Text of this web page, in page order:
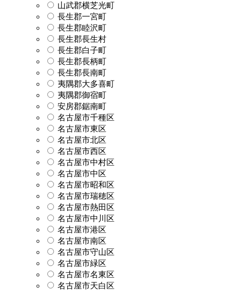
山武郡横芝光町
長生郡一宮町
長生郡睦沢町
長生郡長生村
長生郡白子町
長生郡長柄町
長生郡長南町
夷隅郡大多喜町
夷隅郡御宿町
安房郡鋸南町
名古屋市千種区
名古屋市東区
名古屋市北区
名古屋市西区
名古屋市中村区
名古屋市中区
名古屋市昭和区
名古屋市瑞穂区
名古屋市熱田区
名古屋市中川区
名古屋市港区
名古屋市南区
名古屋市守山区
名古屋市緑区
名古屋市名東区
名古屋市天白区